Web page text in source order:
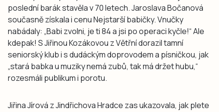
poslední barák stavěla v 70 letech. Jaroslava Bočanová
současně získala i cenu Nejstarší babičky. Vnučky
nabádaly: „Babi zvolni, je ti 84 a jsi po operaci kyčle!“ Ale
kdepak! S Jiřinou Kozákovou z Větřní dorazil tamní
seniorský klub i s dudáckým doprovodem a písničkou, jak
„stará babka u muziky nemá zubů, tak má držet hubu,“
rozesmáli publikum i porotu.
Jiřina Jírová z Jindřichova Hradce zas ukazovala, jak plete